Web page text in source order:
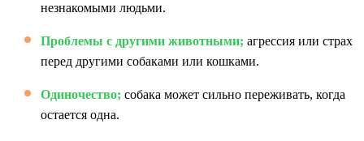
незнакомыми людьми.
Проблемы с другими животными; агрессия или страх
перед другими собаками или кошками.
Одиночество; собака может сильно переживать, когда
остается одна.